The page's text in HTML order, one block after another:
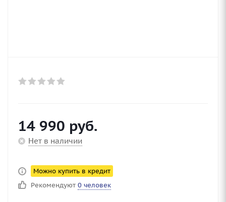
14 990 руб.
Нет в наличии
Можно купить в кредит
Рекомендуют 0 человек